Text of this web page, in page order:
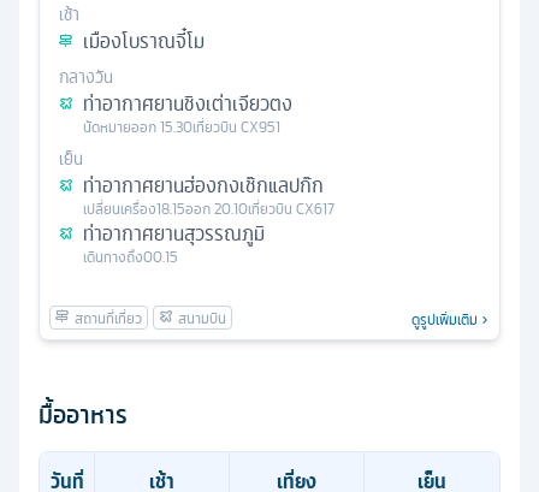
เช้า
เมืองโบราณจี๋โม
กลางวัน
ท่าอากาศยานชิงเต่าเจียวตง
นัดหมายออก15.30เที่ยวบิน CX951
เย็น
ท่าอากาศยานฮ่องกงเช๊กแลปก๊ก
เปลี่ยนเครื่อง18.15ออก20.10เที่ยวบิน CX617
ท่าอากาศยานสุวรรณภูมิ
เดินทางถึง00.15
ดูรูปเพิ่มเติม
มื้ออาหาร
วันที่ เช้า เที่ยง เย็น